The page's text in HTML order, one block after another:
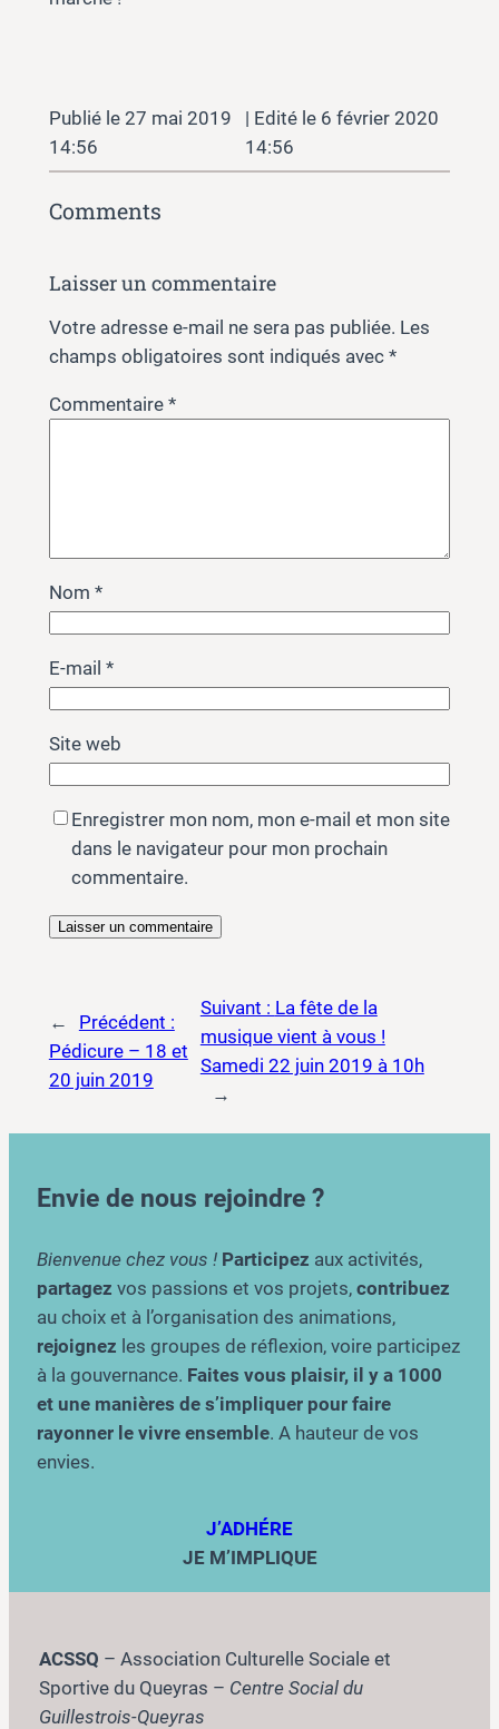
27 mai 2019
14:56
6 février 2020
14:56
Comments
Laisser un commentaire
Votre adresse e-mail ne sera pas publiée. Les
champs obligatoires sont indiqués avec *
Commentaire *
Nom *
E-mail *
Site web
Enregistrer mon nom, mon e-mail et mon site
dans le navigateur pour mon prochain
commentaire.
←
Précédent :
Pédicure – 18 et
20 juin 2019
Suivant : La fête de la
musique vient à vous !
Samedi 22 juin 2019 à 10h
→
Envie de nous rejoindre ?
Bienvenue chez vous ! Participez aux activités,
partagez vos passions et vos projets, contribuez
au choix et à l’organisation des animations,
rejoignez les groupes de réflexion, voire participez
à la gouvernance. Faites vous plaisir, il y a 1000
et une manières de s’impliquer pour faire
rayonner le vivre ensemble. A hauteur de vos
envies.
J’ADHÉRE
JE M’IMPLIQUE
ACSSQ – Association Culturelle Sociale et
Sportive du Queyras – Centre Social du
Guillestrois-Queyras